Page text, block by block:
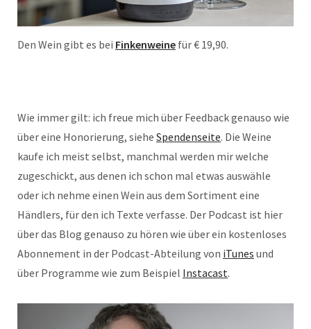
Den Wein gibt es bei Finkenweine für € 19,90.
Wie immer gilt: ich freue mich über Feedback genauso wie
über eine Honorierung, siehe Spendenseite. Die Weine
kaufe ich meist selbst, manchmal werden mir welche
zugeschickt, aus denen ich schon mal etwas auswähle
oder ich nehme einen Wein aus dem Sortiment eine
Händlers, für den ich Texte verfasse. Der Podcast ist hier
über das Blog genauso zu hören wie über ein kostenloses
Abonnement in der Podcast-Abteilung von iTunes und
über Programme wie zum Beispiel Instacast.